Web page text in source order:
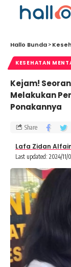
Hallo Bunda >
KESEHATAN
Kejam!
Melakukan
Ponakannya
Last updated: 2024/
Lafa Zidan
Share